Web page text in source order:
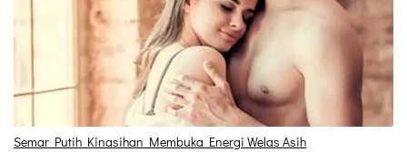
Semar Putih Kinasihan Membuka Energi Welas Asih